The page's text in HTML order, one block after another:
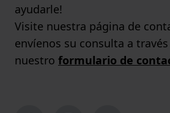
ayudarle!
Visite nuestra página de
envíenos su consulta a
nuestro formulario de